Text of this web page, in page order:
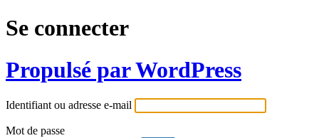
Se connecter
Propulsé par WordPress
Identifiant ou adresse e-mail
Mot de passe